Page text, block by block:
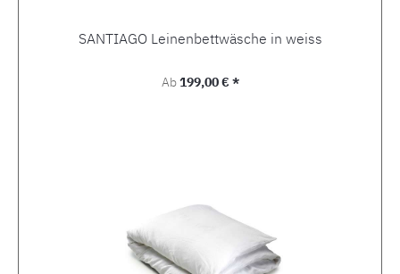
SANTIAGO Leinenbettwäsche in weiss
Regulärer Preis:
Ab199,00 € *